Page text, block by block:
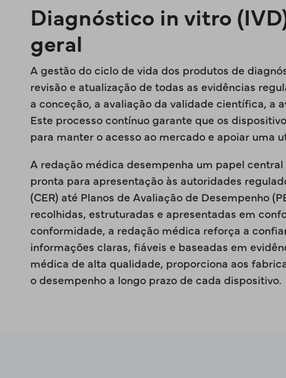
Diagnóstico in vitro
geral
A gestão do ciclo de vida dos produtos de
revisão e atualização de todas as evidências
a conceção, a avaliação da validade científica, a
Este processo contínuo garante que os
para manter o acesso ao mercado e apoiar uma
A redação médica desempenha um papel
pronta para apresentação às autoridades
(CER) até Planos de Avaliação de Desempenho
recolhidas, estruturadas e apresentadas em
conformidade, a redação médica reforça a
informações claras, fiáveis e baseadas em
médica de alta qualidade, proporciona aos
o desempenho a longo prazo de cada dispositivo.